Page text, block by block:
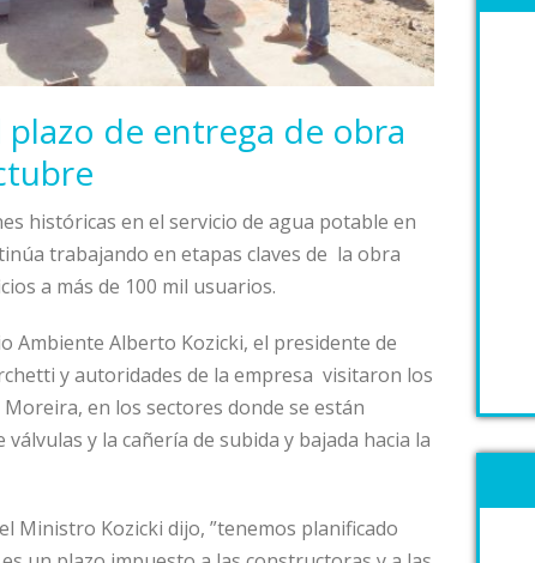
de entrega de obra
históricas en el servicio de agua potable en
trabajando en etapas claves de la obra
a más de 100 mil usuarios.
Ambiente Alberto Kozicki, el presidente de
y autoridades de la empresa visitaron los
en los sectores donde se están
y la cañería de subida y bajada hacia la
Ministro Kozicki dijo, ”tenemos planificado